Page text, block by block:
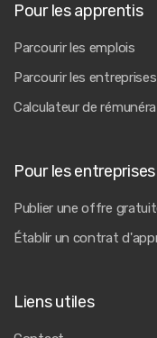
Pour les apprentis
Parcourir les emplois
Parcourir les entreprises
Calculateur de
Pour les entreprises
Publier une offre
Établir un contrat
Liens utiles